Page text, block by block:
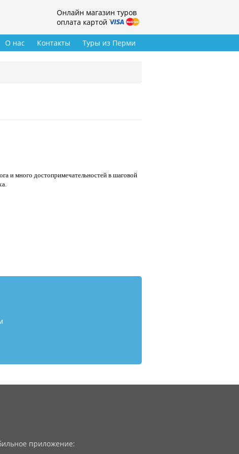
Онлайн магазин туров
оплата картой
Туры из Перми
О нас Контакты
и много достопримечательностей в шаговой
приложение: